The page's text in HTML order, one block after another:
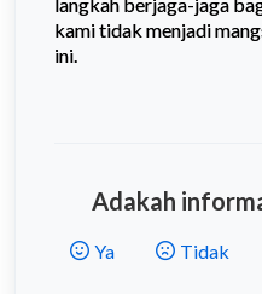
kami tidak menjadi
ini.
Adakah
Tidak
Ya